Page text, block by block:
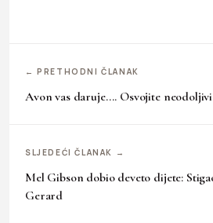
← PRETHODNI ČLANAK
Avon vas daruje…. Osvojite
SLJEDEĆI ČLANAK →
Mel Gibson dobio deveto dijete:
Gerard